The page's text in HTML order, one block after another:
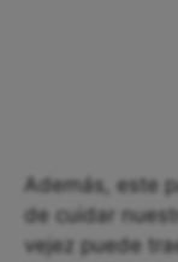
Además, este
de cuidar
vejez puede